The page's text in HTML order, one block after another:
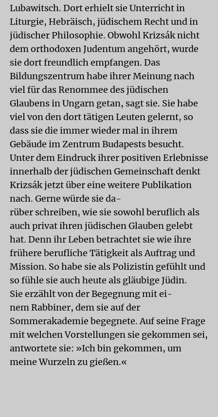
Lubawitsch. Dort erhielt sie Unterricht in
Liturgie, Hebräisch, jüdischem Recht und in
jüdischer Philosophie. Obwohl Krizsák nicht
dem orthodoxen Judentum angehört, wurde
sie dort freundlich empfangen. Das
Bildungszentrum habe ihrer Meinung nach
viel für das Renommee des jüdischen
Glaubens in Ungarn getan, sagt sie. Sie habe
viel von den dort tätigen Leuten gelernt, so
dass sie die immer wieder mal in ihrem
Gebäude im Zentrum Budapests besucht.
Unter dem Eindruck ihrer positiven Erlebnisse
innerhalb der jüdischen Gemeinschaft denkt
Krizsák jetzt über eine weitere Publikation
nach. Gerne würde sie da-
rüber schreiben, wie sie sowohl beruflich als
auch privat ihren jüdischen Glauben gelebt
hat. Denn ihr Leben betrachtet sie wie ihre
frühere berufliche Tätigkeit als Auftrag und
Mission. So habe sie als Polizistin gefühlt und
so fühle sie auch heute als gläubige Jüdin.
Sie erzählt von der Begegnung mit ei-
nem Rabbiner, dem sie auf der
Sommerakademie begegnete. Auf seine Frage
mit welchen Vorstellungen sie gekommen sei,
antwortete sie: »Ich bin gekommen, um
meine Wurzeln zu gießen.«